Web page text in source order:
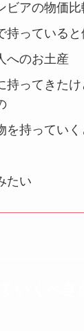
ビアの物価比
持っている
へのお土産
持ってきた
を持ってい
たい